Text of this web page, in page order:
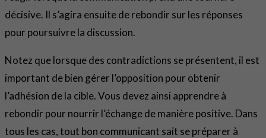
décisive. Il s’agira ensuite de rebondir sur les réponses
pour poursuivre la discussion.
Notez que lorsque des contradictions se présentent, il est
important de bien gérer l’opposition pour obtenir
l’adhésion de la cible. Vous devez ainsi apprendre à
rebondir pour nourrir l’échange de manière positive. Dans
tous les cas, tout bon communicant sait se préparer à